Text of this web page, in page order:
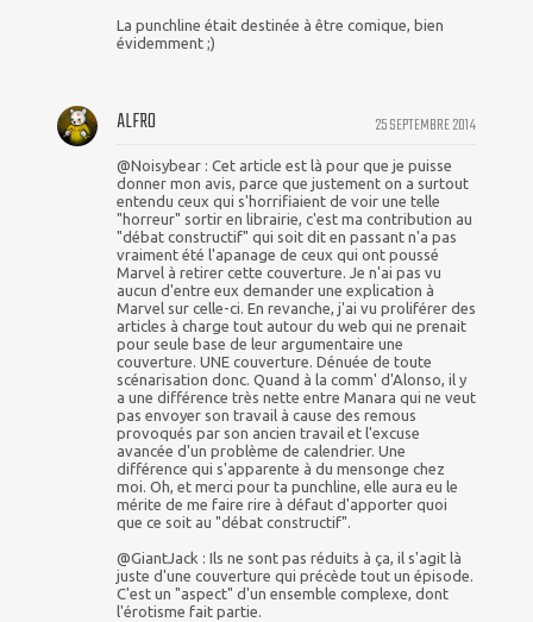
La punchline était destinée à être comique, bien
évidemment ;)
25 SEPTEMBRE 2014
ALFRO
@Noisybear : Cet article est là pour que je puisse
donner mon avis, parce que justement on a surtout
entendu ceux qui s'horrifiaient de voir une telle
"horreur" sortir en librairie, c'est ma contribution au
"débat constructif" qui soit dit en passant n'a pas
vraiment été l'apanage de ceux qui ont poussé
Marvel à retirer cette couverture. Je n'ai pas vu
aucun d'entre eux demander une explication à
Marvel sur celle-ci. En revanche, j'ai vu proliférer des
articles à charge tout autour du web qui ne prenait
pour seule base de leur argumentaire une
couverture. UNE couverture. Dénuée de toute
scénarisation donc. Quand à la comm' d'Alonso, il y
a une différence très nette entre Manara qui ne veut
pas envoyer son travail à cause des remous
provoqués par son ancien travail et l'excuse
avancée d'un problème de calendrier. Une
différence qui s'apparente à du mensonge chez
moi. Oh, et merci pour ta punchline, elle aura eu le
mérite de me faire rire à défaut d'apporter quoi
que ce soit au "débat constructif".
@GiantJack : Ils ne sont pas réduits à ça, il s'agit là
juste d'une couverture qui précède tout un épisode.
C'est un "aspect" d'un ensemble complexe, dont
l'érotisme fait partie.